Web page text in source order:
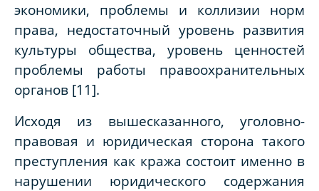
экономики, проблемы и коллизии норм
права, недостаточный уровень развития
культуры общества, уровень ценностей
проблемы работы правоохранительных
органов [11].
Исходя из вышесказанного, уголовно-
правовая и юридическая сторона такого
преступления как кража состоит именно в
нарушении юридического содержания